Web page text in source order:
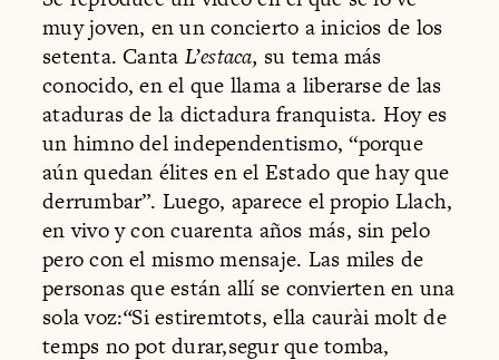
muy joven, en un concierto a inicios de los
setenta. Canta L’estaca, su tema más
conocido, en el que llama a liberarse de las
ataduras de la dictadura franquista. Hoy es
un himno del independentismo, “porque
aún quedan élites en el Estado que hay que
derrumbar”. Luego, aparece el propio Llach,
en vivo y con cuarenta años más, sin pelo
pero con el mismo mensaje. Las miles de
personas que están allí se convierten en una
sola voz:“Si estiremtots, ella caurài molt de
temps no pot durar,segur que tomba,